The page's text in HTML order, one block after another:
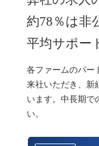
約78％は非
平均サポー
各ファームのパー
来社いただき、新
います。中長期で
い。